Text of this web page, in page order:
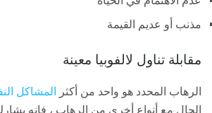
مذنب أو عديم القيمة
مقابلة تناول لالفوبيا معينة
الرهاب المحدد هو واحد من أكثر المشاكل
الحال مع أنواع أخرى من الرهاب ، فإنه